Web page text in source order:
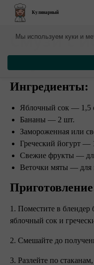
Кулинарный
​Смузи с
Ингредиенты:
Яблочный сок — 1,5
Бананы — 2 шт.
Замороженная или
Греческий йогурт —
Свежие фрукты —
Веточки мяты — для
1. Поместите в блендер
яблочный сок и
2. Смешайте до
3. Разлейте по
Мы используем куки и